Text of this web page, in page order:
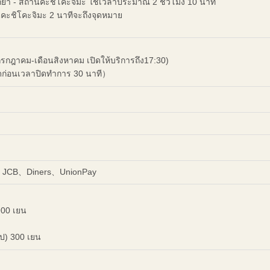
ะชิโคะจิมะ 2 นาทีจะถึงจุดหมาย
กฎาคม-เดือนสิงหาคม เปิดให้บริการถึง17:30)
อนเวลาปิดทำการ 30 นาที）
、Diners、UnionPay
เยน
) 300 เยน